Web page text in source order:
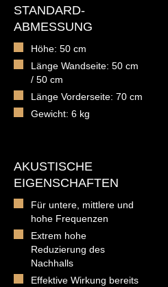
STANDARD-
ABMESSUNG
Höhe: 50 cm
Länge Wandseite: 50 cm
/ 50 cm
Länge Vorderseite: 70 cm
Gewicht: 6 kg
AKUSTISCHE
EIGENSCHAFTEN
Für untere, mittlere und
hohe Frequenzen
Extrem hohe
Reduzierung des
Nachhalls
Effektive Wirkung bereits